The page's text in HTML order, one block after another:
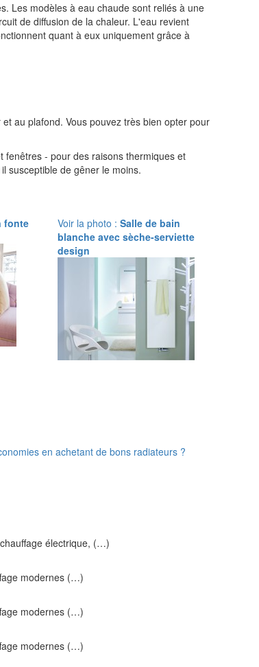
Les modèles à eau chaude sont reliés à une
de diffusion de la chaleur. L'eau revient
quant à eux uniquement grâce à
au plafond. Vous pouvez très bien opter pour
fenêtres - pour des raisons thermiques et
susceptible de gêner le moins.
fonte
Voir la photo : Salle de bain
blanche avec sèche-serviette
design
en achetant de bons radiateurs ?
électrique, (…)
modernes (…)
modernes (…)
modernes (…)